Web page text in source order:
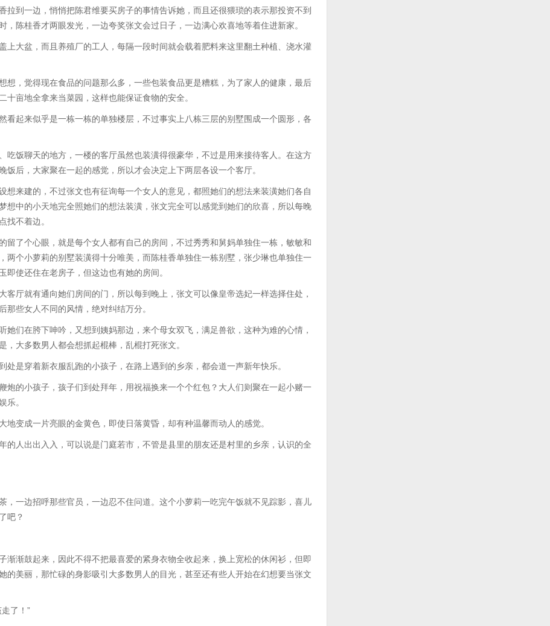
到一边，悄悄把陈君维要买房子的事情告诉她，而且还很猥琐的表示那投资不到
，陈桂香才两眼发光，一边夸奖张文会过日子，一边满心欢喜地等着住进新家。
大盆，而且养殖厂的工人，每隔一段时间就会载着肥料来这里翻土种植、浇水灌
，觉得现在食品的问题那么多，一些包装食品更是糟糕，为了家人的健康，最后
十亩地全拿来当菜园，这样也能保证食物的安全。
起来似乎是一栋一栋的单独楼层，不过事实上八栋三层的别墅围成一个圆形，各
饭聊天的地方，一楼的客厅虽然也装潢得很豪华，不过是用来接待客人。在这方
饭后，大家聚在一起的感觉，所以才会决定上下两层各设一个客厅。
来建的，不过张文也有征询每一个女人的意见，都照她们的想法来装潢她们各自
想中的小天地完全照她们的想法装潢，张文完全可以感觉到她们的欣喜，所以每晚
找不着边。
了个心眼，就是每个女人都有自己的房间，不过秀秀和舅妈单独住一栋，敏敏和
两个小萝莉的别墅装潢得十分唯美，而陈桂香单独住一栋别墅，张少琳也单独住一
即使还住在老房子，但这边也有她的房间。
厅就有通向她们房间的门，所以每到晚上，张文可以像皇帝选妃一样选择住处，
那些女人不同的风情，绝对纠结万分。
们在胯下呻吟，又想到姨妈那边，来个母女双飞，满足兽欲，这种为难的心情，
，大多数男人都会想抓起棍棒，乱棍打死张文。
是穿着新衣服乱跑的小孩子，在路上遇到的乡亲，都会道一声新年快乐。
的小孩子，孩子们到处拜年，用祝福换来一个个红包？大人们则聚在一起小赌一
乐。
变成一片亮眼的金黄色，即使日落黄昏，却有种温馨而动人的感觉。
人出出入入，可以说是门庭若市，不管是县里的朋友还是村里的乡亲，认识的全
一边招呼那些官员，一边忍不住问道。这个小萝莉一吃完午饭就不见踪影，喜儿
吧？
渐鼓起来，因此不得不把最喜爱的紧身衣物全收起来，换上宽松的休闲衫，但即
的美丽，那忙碌的身影吸引大多数男人的目光，甚至还有些人开始在幻想要当张文
了！”